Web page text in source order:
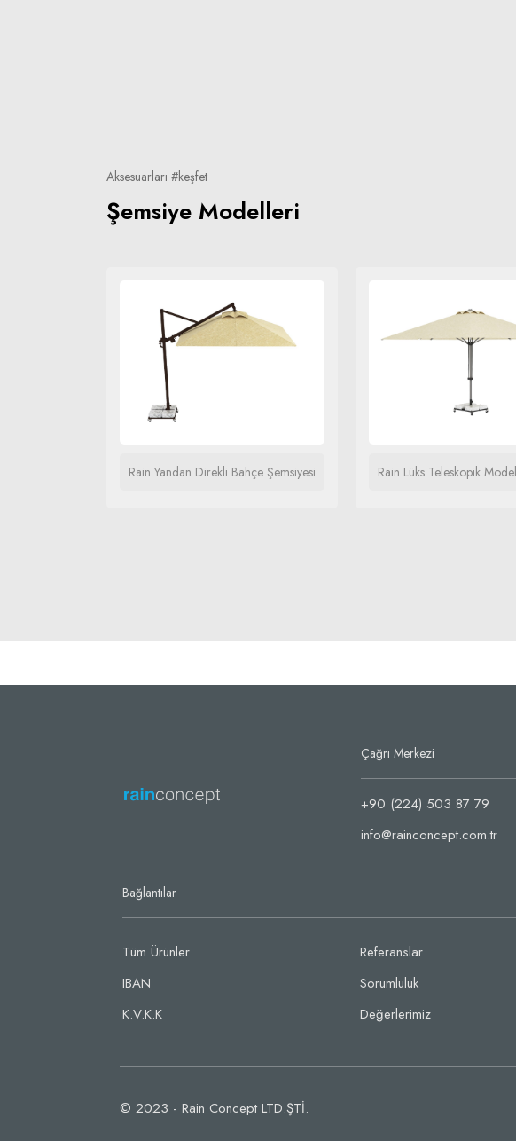
Aksesuarları #keşfet
Şemsiye Modelleri
Rain Yandan Direkli Bahçe Şemsiyesi Rain Lüks Teleskopik
Çağrı Merkezi
+90 (224) 503 87 79
info@rainconcept.com.tr
Bağlantılar
Tüm Ürünler
IBAN
K.V.K.K
Referanslar
Sorumluluk
Değerlerimiz
© 2023 - Rain Concept LTD.ŞTİ.